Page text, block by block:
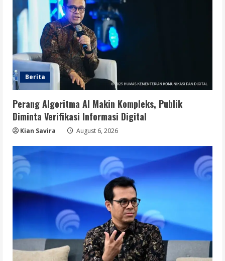
Berita
Perang Algoritma AI Makin Kompleks, Publik
Diminta Verifikasi Informasi Digital
Kian Savira August 6, 2026